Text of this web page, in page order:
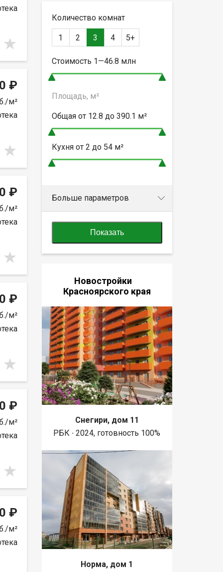
₽
м²
₽
м²
₽
м²
₽
м²
₽
м²
Количество комнат
1 2 3 4 5+
Стоимость 1—46.8 млн
Площадь, м²
Общая от 12.8 до 390.1 м²
Кухня от 2 до 54м²
Больше параметров
Показать
Новостройки
Красноярского края
Снегири, дом 11
РБК ∙ 2024, готовность 100%
Норма, дом 1